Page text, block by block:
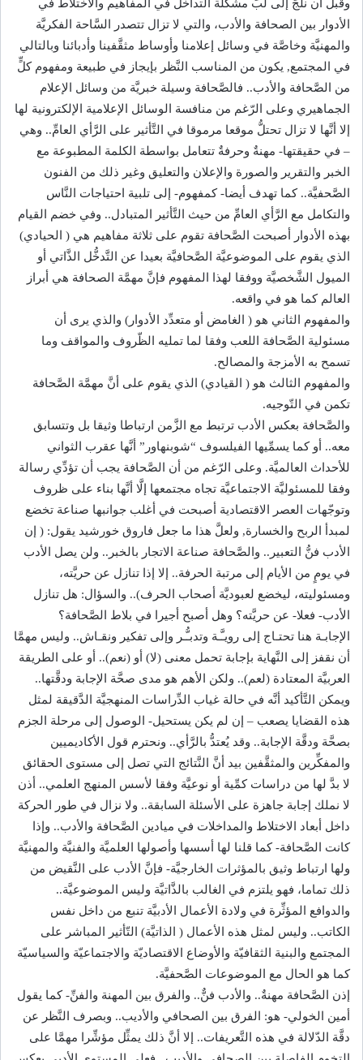
وقبل أن نلجَ إلى لبِّ مشكلة التداخل في المفاهيم والاختلاط في
الأدوار بين الصحافة والأدب، والتي لا تزال تتصدر السَّاحة الفكريَّة
والمهنيَّة وخاصَّة في وسائل إعلامنا وأوساط مثقَّفينا وأدبائنا وبالتالي
في المجتمع, يكون من المناسب النَّظر بإيجاز في طبيعة ومفهوم كلٍّ
من الصَّحافة والأدب.. فالصَّحافة وسيلة خبريَّة من وسائل الإعلام
الجماهيري وعلى الرّغم من منافسة الوسائل الإعلامية الإلكترونية لها
إلا أنَّها لا تزال تحتلُّ موقعا مرموقا في التَّأثير على الرَّأي العامِّ.. وهي
– في حقيقتها- مهنةٌ وحرفةٌ تتعامل بواسطة الكلمة المطبوعة مع
الخبر والتقرير والصورة والإعلان والتعليق وغير ذلك من الفنون
الصَّحفيَّة.. كما تهدف أيضا- كمفهوم- إلى تلبية احتياجات النَّاس
والتكامل مع الرَّأي العامِّ من حيث التَّأثير المتبادل.. وفي خضم القيام
بهذه الأدوار أصبحت الصَّحافة تقوم على ثلاثة مفاهيم هي ( الحيادي)
الذي يقوم على الموضوعيَّة الصَّحافيَّة بعيدا عن التَّدخُّل الذَّاتي أو
الميول الشَّخصيَّة ووفقا لهذا المفهوم فإنَّ مهمَّة الصحافة هي أبراز
العالم كما هو في واقعه.
والمفهوم الثاني هو ( الغامض أو متعدِّد الأدوار) والذي يرى أن
مسئولية الصَّحافة اللعب وفقا لما تمليه الظّروف والمواقف وما
تسمح به الأمزجة والمصالح.
والمفهوم الثالث هو ( القيادي) الذي يقوم على أنَّ مهمَّة الصَّحافة
تكمن في التّوجيه.
والصَّحافة بعكس الأدب ترتبط مع الزَّمن ارتباطا وثيقا بل وتتسابق
معه.. أو كما يسمِّيها الفيلسوف “شوبنهاور” أنَّها عقرب الثواني
للأحداث العالميَّة. وعلى الرّغم من أن الصَّحافة يجب أن تؤدِّي رسالة
وفقا للمسئوليَّة الاجتماعيَّة تجاه مجتمعها إلَّا أنَّها بناء على ظروف
وتوجّهات العصر الاقتصادية أصبحت في أغلب جوانبها صناعة تخضع
لمبدأ الربح والخسارة, ولعلَّ هذا ما جعل فاروق خورشيد يقول: ( إن
الأدب فنُّ التعبير.. والصَّحافة صناعة الاتجار بالخبر.. ولن يصل الأدب
في يومٍ من الأيام إلى مرتبة الحرفة.. إلا إذا تنازل عن حريَّته،
ومسئوليته، ليخضع لعبوديَّة أصحاب الحرف).. والسؤال: هل تنازل
الأدب- فعلا- عن حريَّته؟ وهل أصبح أجيرا في بلاط الصَّحافة؟
الإجابـة هنا تحتـاج إلى رويـَّـة وتدبـُّـر وإلى تفكير ونقـاش.. وليس مهمَّا
أن نقفز إلى النَّهاية بإجابة تحمل معنى (لا) أو (نعم).. أو على الطريقة
العربيَّة المعتادة (لعم).. ولكن الأهم هو مدى صحَّة الإجابة ودقَّتها..
ويمكن التَّأكيد أنَّه في حالة غياب الدِّراسات المنهجيَّة الدَّقيقة لمثل
هذه القضايا يصعب – إن لم يكن يستحيل- الوصول إلى مرحلة الجزم
بصحَّة ودقَّة الإجابة.. وقد يُعتدُّ بالرَّأي.. ونحترم قول الأكاديميين
والمفكِّرين والمثقَّفين بيد أنَّ النَّتائج التي تصل إلى مستوى الحقائق
لا بدَّ لها من دراسات كمِّية أو نوعيَّة وفقا لأسس المنهج العلمي.. أذن
لا نملك إجابة جاهزة على الأسئلة السابقة.. ولا نزال في طور الحركة
داخل أبعاد الاختلاط والمداخلات في ميادين الصَّحافة والأدب.. وإذا
كانت الصَّحافة- كما قلنا لها أسسها وأصولها العلميَّة والفنيَّة والمهنيَّة
ولها ارتباط وثيق بالمؤثرات الخارجيَّة- فإنَّ الأدب على النَّقيض من
ذلك تماما، فهو يلتزم في الغالب بالذَّاتيَّة وليس الموضوعيَّة..
والدوافع المؤثِّرة في ولادة الأعمال الأدبيَّة تنبع من داخل نفس
الكاتب.. وليس لمثل هذه الأعمال ( الذاتيَّة) التّأثير المباشر على
المجتمع والبنية الثقافيّة والأوضاع الاقتصاديّة والاجتماعيّة والسياسيّة
كما هو الحال مع الموضوعات الصَّحفيَّة.
إذن الصَّحافة مهنةٌ.. والأدب فنٌّ.. والفرق بين المهنة والفنِّ- كما يقول
أمين الخولي- هو: الفرق بين الصحافي والأديب.. وبصرف النَّظر عن
دقَّة الدّلالة في هذه التَّعريفات.. إلا أنَّ ذلك يمثِّل مؤشِّرا مهمَّا على